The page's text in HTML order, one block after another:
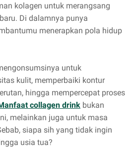
kolagen untuk merangsang
Di dalamnya punya
menerapkan pola hidup
untuk
kulit, memperbaiki kontur
hingga mempercepat proses
collagen drink bukan
melainkan juga untuk masa
siapa sih yang tidak ingin
usia tua?